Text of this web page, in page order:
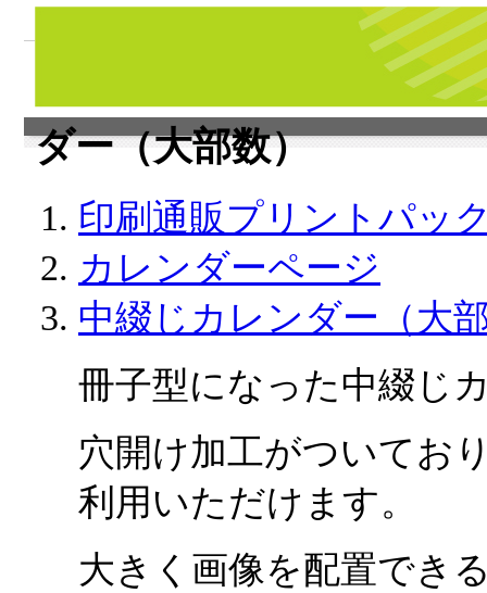
ダー（大部数）
印刷通販プリントパッ
カレンダーページ
中綴じカレンダー（大
冊子型になった中綴じ
穴開け加工がついてお
利用いただけます。
大きく画像を配置でき